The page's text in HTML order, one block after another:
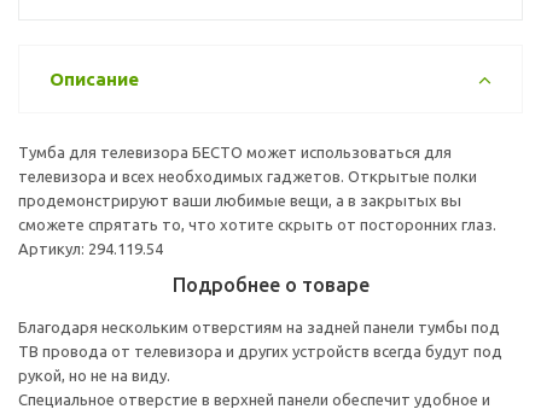
Описание
Тумба для телевизора БЕСТО может использоваться для
телевизора и всех необходимых гаджетов. Открытые полки
продемонстрируют ваши любимые вещи, а в закрытых вы
сможете спрятать то, что хотите скрыть от посторонних глаз.
Артикул: 294.119.54
Подробнее о товаре
Благодаря нескольким отверстиям на задней панели тумбы под
ТВ провода от телевизора и других устройств всегда будут под
рукой, но не на виду.
Специальное отверстие в верхней панели обеспечит удобное и